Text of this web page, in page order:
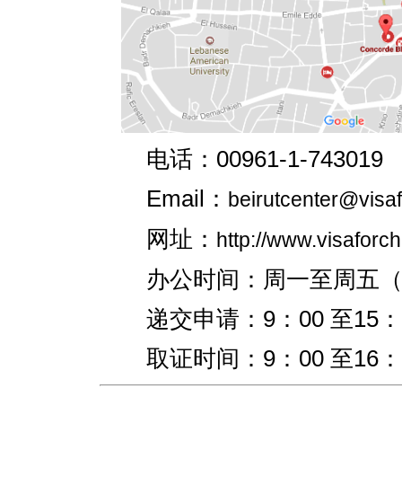
电话： 00961-1-743019
Email ：
网址： http://
办公时间：周一至周五
递交申请： 9 ： 00 至15 ：
取证时间： 9 ： 00 至16 ：